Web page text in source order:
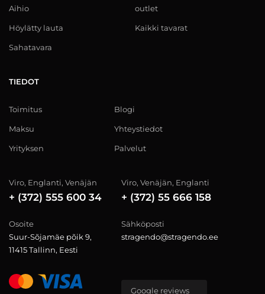
Aihio
Höylätty lauta
Sahatavara
outlet
Kaikki tavarat
TIEDOT
Toimitus
Maksu
Yrityksen
Blogi
Yhteystiedot
Palvelut
Viro, Englanti, Venäjän
+ (372) 555 600 34
Viro, Venäjän, Englanti
+ (372) 55 666 158
Osoite
Suur-Sõjamäe põik 9,
11415 Tallinn, Eesti
Sähköposti
stragendo@stragendo.ee
Google reviews